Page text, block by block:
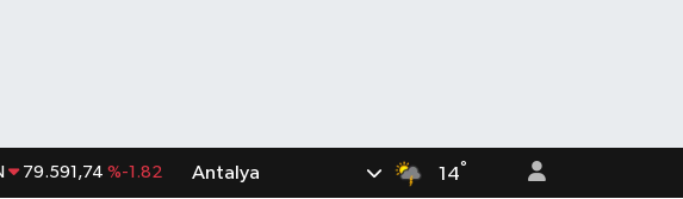
79.591,74 %-1.82
Antalya 14°